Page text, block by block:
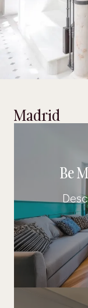
Madrid
Be